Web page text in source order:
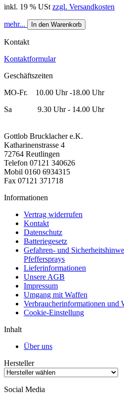
inkl. 19 % USt zzgl. Versandkosten
mehr... In den Warenkorb
Kontakt
Kontaktformular
Geschäftszeiten
MO-Fr. 10.00 Uhr -18.00 Uhr
Sa 9.30 Uhr - 14.00 Uhr
Gottlob Brucklacher e.K.
Katharinenstrasse 4
72764 Reutlingen
Telefon 07121 340626
Mobil 0160 6934315
Fax 07121 371718
Informationen
Vertrag widerrufen
Kontakt
Datenschutz
Batteriegesetz
Gefahren- und
Pfeffersprays
Lieferinformationen
Unsere AGB
Impressum
Umgang mit Waffen
Verbraucherinformationen und
Cookie-Einstellung
Inhalt
Über uns
Hersteller
Social Media